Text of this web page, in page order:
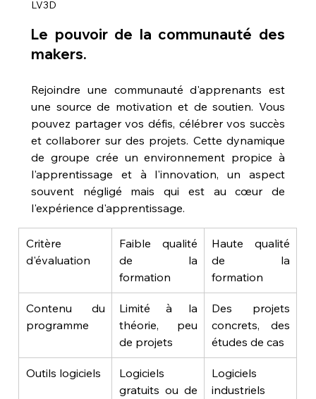
LV3D
Le pouvoir de la communauté des
makers.
Rejoindre une communauté d'apprenants est
une source de motivation et de soutien. Vous
pouvez partager vos défis, célébrer vos succès
et collaborer sur des projets. Cette dynamique
de groupe crée un environnement propice à
l'apprentissage et à l'innovation, un aspect
souvent négligé mais qui est au cœur de
l'expérience d'apprentissage.
Critère
d'évaluation
Faible qualité
de la
formation
Haute qualité
de la
formation
Contenu du
programme
Limité à la
théorie, peu
de projets
Des projets
concrets, des
études de cas
Outils logiciels
Logiciels
gratuits ou de
Logiciels
industriels